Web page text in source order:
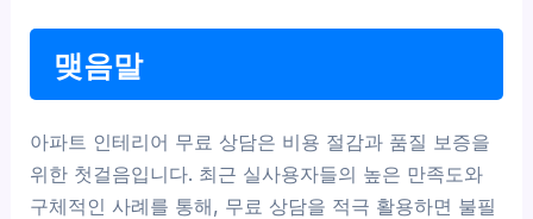
맺음말
아파트 인테리어 무료 상담은 비용 절감과 품질 보증을
위한 첫걸음입니다. 최근 실사용자들의 높은 만족도와
구체적인 사례를 통해, 무료 상담을 적극 활용하면 불필